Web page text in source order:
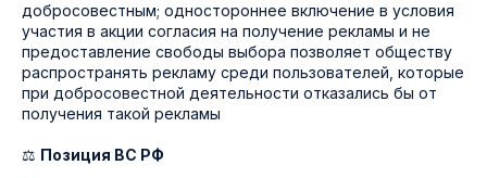
добросовестным; одностороннее включение в условия
участия в акции согласия на получение рекламы и не
предоставление свободы выбора позволяет обществу
распространять рекламу среди пользователей, которые
при добросовестной деятельности отказались бы от
получения такой рекламы
⚖️ Позиция ВС РФ